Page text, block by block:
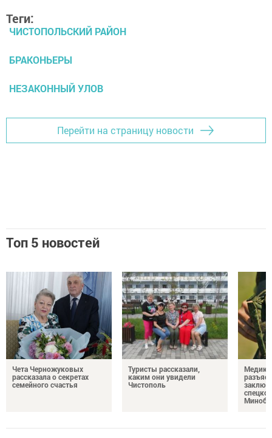
Теги:
ЧИСТОПОЛЬСКИЙ РАЙОН
БРАКОНЬЕРЫ
НЕЗАКОННЫЙ УЛОВ
Перейти на страницу новости
Топ 5 новостей
Чета Черножуковых
рассказала о секретах
семейного счастья
Туристы рассказали,
каким они увидели
Чистополь